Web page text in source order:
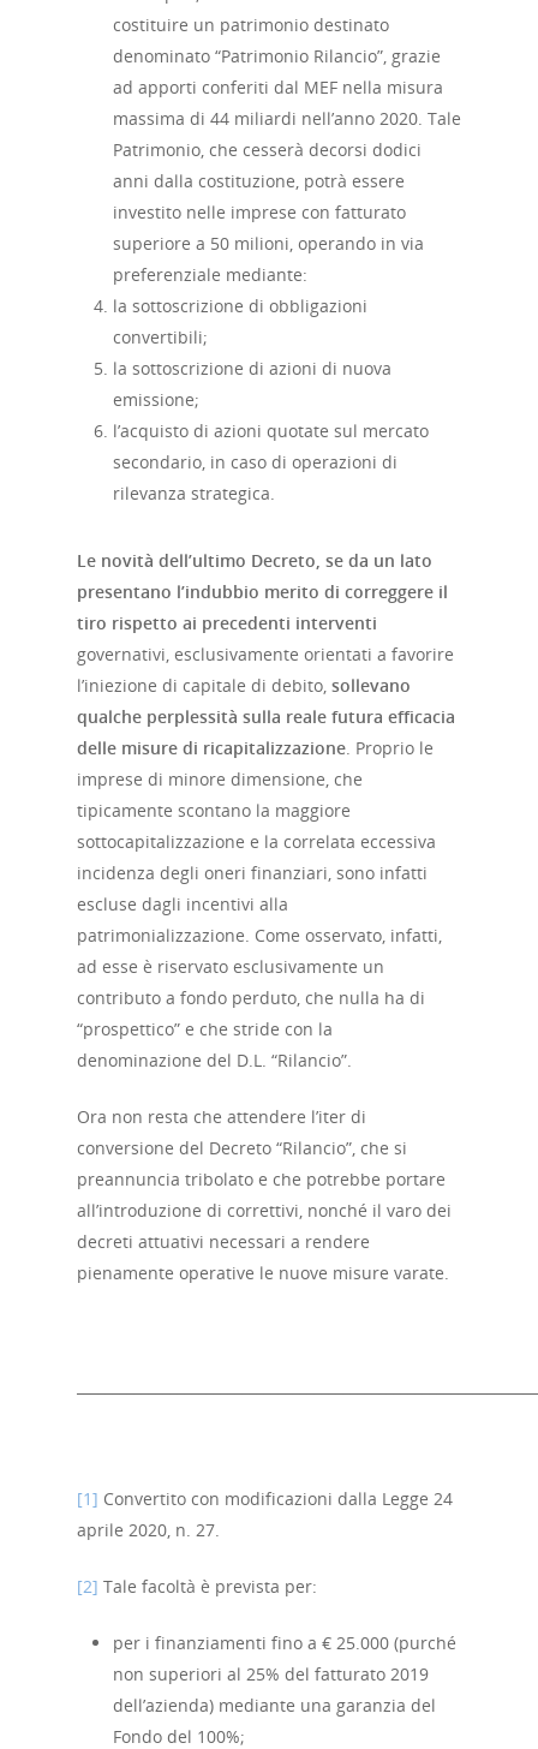
costituire un patrimonio destinato
denominato “Patrimonio Rilancio”, grazie
ad apporti conferiti dal MEF nella misura
massima di 44 miliardi nell’anno 2020. Tale
Patrimonio, che cesserà decorsi dodici
anni dalla costituzione, potrà essere
investito nelle imprese con fatturato
superiore a 50 milioni, operando in via
preferenziale mediante:
la sottoscrizione di obbligazioni
convertibili;
la sottoscrizione di azioni di nuova
emissione;
l’acquisto di azioni quotate sul mercato
secondario, in caso di operazioni di
rilevanza strategica.
Le novità dell’ultimo Decreto, se da un lato
presentano l’indubbio merito di correggere il
tiro rispetto ai precedenti interventi
governativi, esclusivamente orientati a favorire
l’iniezione di capitale di debito, sollevano
qualche perplessità sulla reale futura efficacia
delle misure di ricapitalizzazione. Proprio le
imprese di minore dimensione, che
tipicamente scontano la maggiore
sottocapitalizzazione e la correlata eccessiva
incidenza degli oneri finanziari, sono infatti
escluse dagli incentivi alla
patrimonializzazione. Come osservato, infatti,
ad esse è riservato esclusivamente un
contributo a fondo perduto, che nulla ha di
“prospettico” e che stride con la
denominazione del D.L. “Rilancio”.
Ora non resta che attendere l’iter di
conversione del Decreto “Rilancio”, che si
preannuncia tribolato e che potrebbe portare
all’introduzione di correttivi, nonché il varo dei
decreti attuativi necessari a rendere
pienamente operative le nuove misure varate.
[1] Convertito con modificazioni dalla Legge 24
aprile 2020, n. 27.
[2] Tale facoltà è prevista per:
per i finanziamenti fino a € 25.000 (purché
non superiori al 25% del fatturato 2019
dell’azienda) mediante una garanzia del
Fondo del 100%;